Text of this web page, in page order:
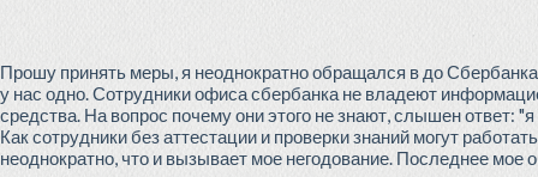
Прошу принять меры, я неоднократно обращался в до
у нас одно. Сотрудники офиса сбербанка не владеют
средства. На вопрос почему они этого не знают, слышен ответ:
Как сотрудники без аттестации и проверки знаний могут
неоднократно, что и вызывает мое негодование. Последнее